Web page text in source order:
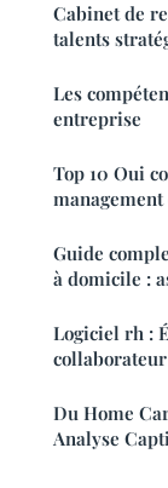
Cabinet de
talents
Les
entreprise
Top 10 Oui
Guide
à domicile :
Logiciel rh :
collaborateur
Du Home
Analyse